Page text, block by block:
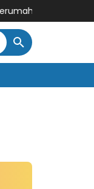
Disomasi Kedua